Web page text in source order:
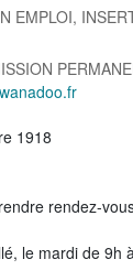
EMPLOI,
1918
rendez-
le mardi de 9h